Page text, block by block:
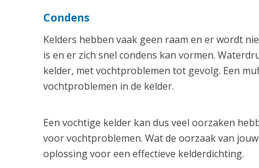
Condens
Kelders hebben vaak geen raam en er wordt
is en er zich snel condens kan vormen.
kelder, met vochtproblemen tot gevolg. Een
vochtproblemen in de kelder.
Een vochtige kelder kan dus veel oorzaken
voor vochtproblemen. Wat de oorzaak van
oplossing voor een effectieve kelderdichting.